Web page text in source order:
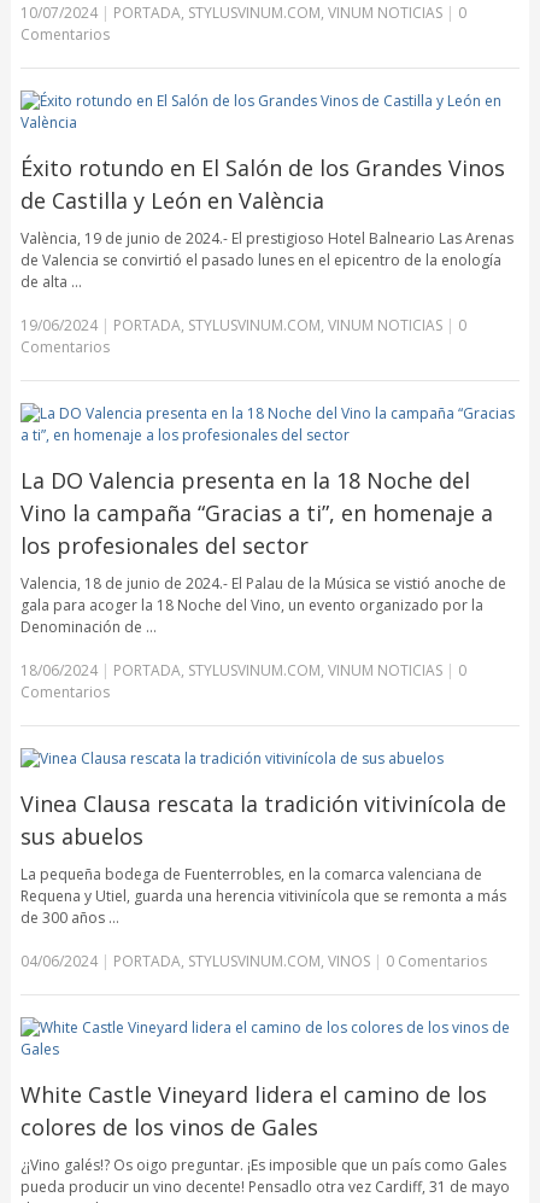
10/07/2024| PORTADA, STYLUSVINUM.COM, VINUM NOTICIAS | 0
Comentarios
Éxito rotundo en El Salón de los Grandes Vinos
de Castilla y León en València
València, 19 de junio de 2024.- El prestigioso Hotel Balneario Las Arenas
de Valencia se convirtió el pasado lunes en el epicentro de la enología
de alta …
19/06/2024| PORTADA, STYLUSVINUM.COM, VINUM NOTICIAS | 0
Comentarios
La DO Valencia presenta en la 18 Noche del
Vino la campaña “Gracias a ti”, en homenaje a
los profesionales del sector
Valencia, 18 de junio de 2024.- El Palau de la Música se vistió anoche de
gala para acoger la 18 Noche del Vino, un evento organizado por la
Denominación de …
18/06/2024| PORTADA, STYLUSVINUM.COM, VINUM NOTICIAS | 0
Comentarios
Vinea Clausa rescata la tradición vitivinícola de
sus abuelos
La pequeña bodega de Fuenterrobles, en la comarca valenciana de
Requena y Utiel, guarda una herencia vitivinícola que se remonta a más
de 300 años …
04/06/2024| PORTADA, STYLUSVINUM.COM, VINOS | 0 Comentarios
White Castle Vineyard lidera el camino de los
colores de los vinos de Gales
¿¡Vino galés!? Os oigo preguntar. ¡Es imposible que un país como Gales
pueda producir un vino decente! Pensadlo otra vez Cardiff, 31 de mayo